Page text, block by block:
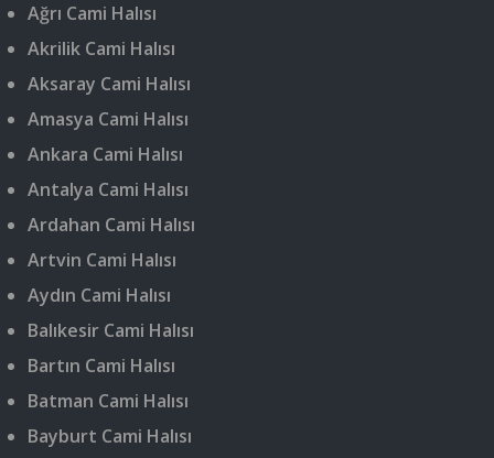
Ağrı Cami Halısı
Akrilik Cami Halısı
Aksaray Cami Halısı
Amasya Cami Halısı
Ankara Cami Halısı
Antalya Cami Halısı
Ardahan Cami Halısı
Artvin Cami Halısı
Aydın Cami Halısı
Balıkesir Cami Halısı
Bartın Cami Halısı
Batman Cami Halısı
Bayburt Cami Halısı